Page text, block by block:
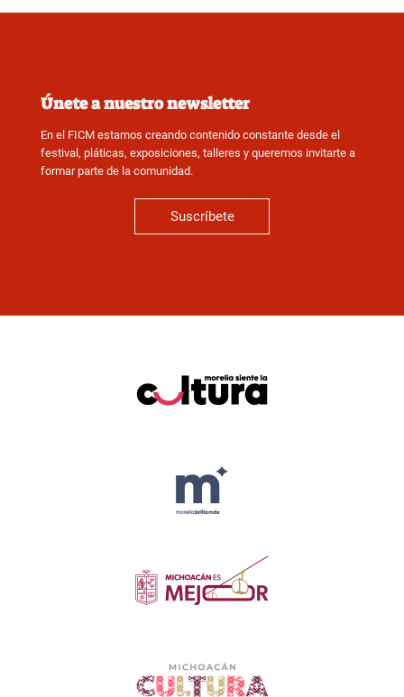
Únete a nuestro newsletter
En el FICM estamos creando contenido constante desde el
festival, pláticas, exposiciones, talleres y queremos invitarte a
formar parte de la comunidad.
Suscríbete